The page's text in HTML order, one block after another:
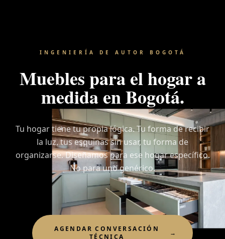
INGENIERÍA DE AUTOR BOGOTÁ
Muebles para el hogar a
medida en Bogotá.
Tu hogar tiene tu propia lógica. Tu forma de recibir
la luz, tus esquinas sin usar, tu forma de
organizarse. Diseñamos para ese hogar específico.
No para uno genérico.
AGENDAR CONVERSACIÓN
TÉCNICA
→